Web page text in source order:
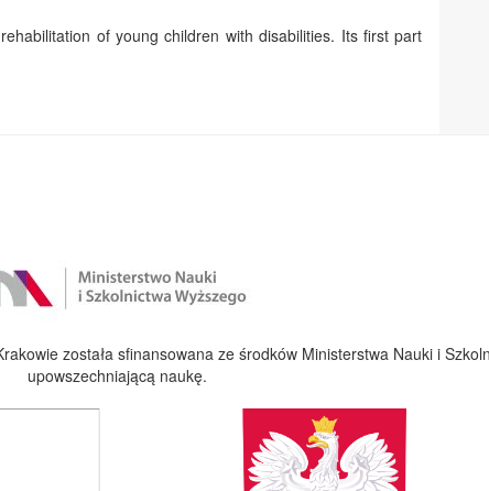
of young children with disabilities. Its first part
została sfinansowana ze środków Ministerstwa Nauki i
upowszechniającą naukę.